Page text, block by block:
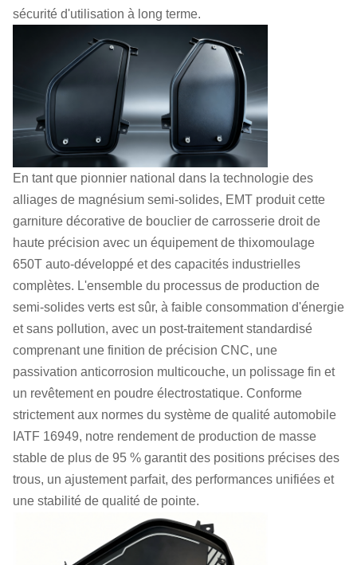
sécurité d'utilisation à long terme.
En tant que pionnier national dans la technologie des
alliages de magnésium semi-solides, EMT produit cette
garniture décorative de bouclier de carrosserie droit de
haute précision avec un équipement de thixomoulage
650T auto-développé et des capacités industrielles
complètes. L'ensemble du processus de production de
semi-solides verts est sûr, à faible consommation d'énergie
et sans pollution, avec un post-traitement standardisé
comprenant une finition de précision CNC, une
passivation anticorrosion multicouche, un polissage fin et
un revêtement en poudre électrostatique. Conforme
strictement aux normes du système de qualité automobile
IATF 16949, notre rendement de production de masse
stable de plus de 95 % garantit des positions précises des
trous, un ajustement parfait, des performances unifiées et
une stabilité de qualité de pointe.